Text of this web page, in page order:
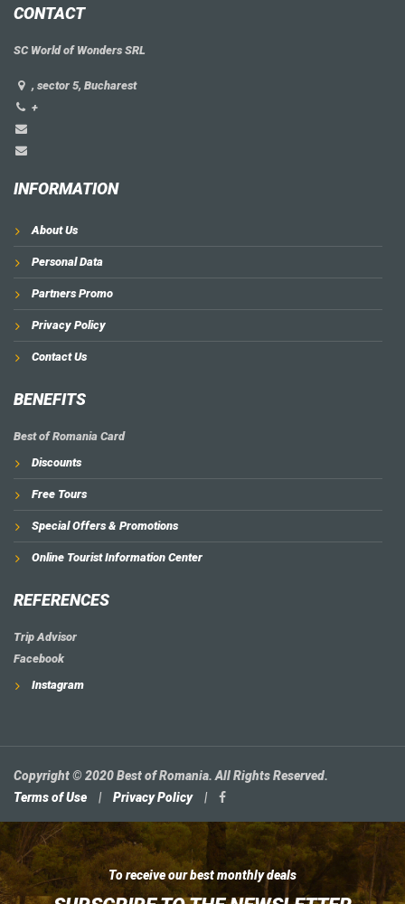
CONTACT
SC World of Wonders SRL
, sector 5, Bucharest
+
INFORMATION
About Us
Personal Data
Partners Promo
Privacy Policy
Contact Us
BENEFITS
Best of Romania Card
Discounts
Free Tours
Special Offers & Promotions
Online Tourist Information Center
REFERENCES
Trip Advisor
Facebook
Instagram
Copyright © 2020 Best of Romania. All Rights Reserved.
Terms of Use
| Privacy Policy |
To receive our best monthly deals